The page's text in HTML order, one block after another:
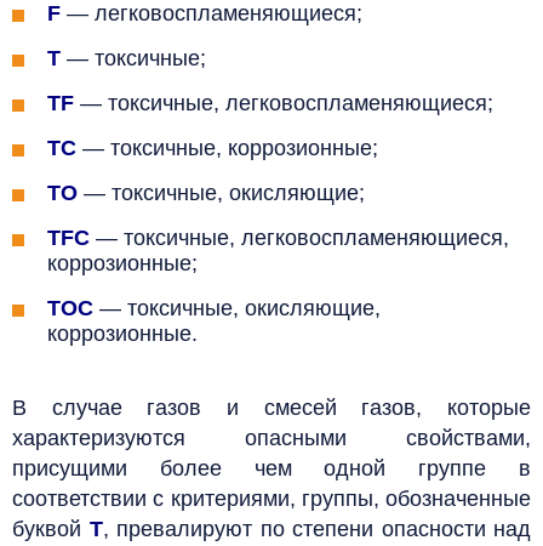
F — легковоспламеняющиеся;
T — токсичные;
TF — токсичные, легковоспламеняющиеся;
TC — токсичные, коррозионные;
TO — токсичные, окисляющие;
TFC — токсичные, легковоспламеняющиеся,
коррозионные;
TOC — токсичные, окисляющие,
коррозионные.
В случае газов и смесей газов, которые
характеризуются опасными свойствами,
присущими более чем одной группе в
соответствии с критериями, группы, обозначенные
буквой T, превалируют по степени опасности над